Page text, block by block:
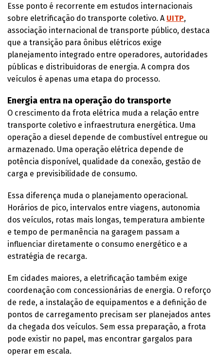
Esse ponto é recorrente em estudos internacionais
sobre eletrificação do transporte coletivo. A UITP,
associação internacional de transporte público, destaca
que a transição para ônibus elétricos exige
planejamento integrado entre operadores, autoridades
públicas e distribuidoras de energia. A compra dos
veículos é apenas uma etapa do processo.
Energia entra na operação do transporte
O crescimento da frota elétrica muda a relação entre
transporte coletivo e infraestrutura energética. Uma
operação a diesel depende de combustível entregue ou
armazenado. Uma operação elétrica depende de
potência disponível, qualidade da conexão, gestão de
carga e previsibilidade de consumo.
Essa diferença muda o planejamento operacional.
Horários de pico, intervalos entre viagens, autonomia
dos veículos, rotas mais longas, temperatura ambiente
e tempo de permanência na garagem passam a
influenciar diretamente o consumo energético e a
estratégia de recarga.
Em cidades maiores, a eletrificação também exige
coordenação com concessionárias de energia. O reforço
de rede, a instalação de equipamentos e a definição de
pontos de carregamento precisam ser planejados antes
da chegada dos veículos. Sem essa preparação, a frota
pode existir no papel, mas encontrar gargalos para
operar em escala.